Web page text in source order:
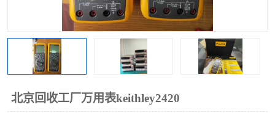
北京回收工厂万用表keithley2420